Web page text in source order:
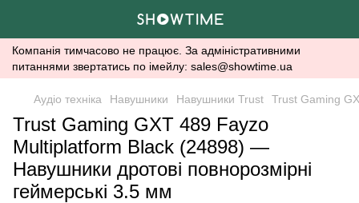
Компанія тимчасово не працює. За адміністративними
питаннями звертатись по імейлу: sales@showtime.ua
Аудіо техніка Навушники Навушники Trust Trust Gaming
Trust Gaming GXT 489 Fayzo
Multiplatform Black (24898) —
Навушники дротові повнорозмірні
геймерські 3.5 мм